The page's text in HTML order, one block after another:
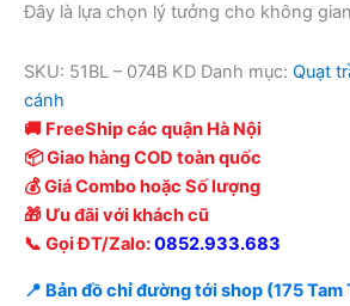
Đây là lựa chọn lý tưởng cho không
SKU: 51BL – 074B KD Danh mục: Quạt
cánh
🚚 FreeShip các quận Hà Nội
📦 Giao hàng COD toàn quốc
💰 Giá Combo hoặc Số lượng
🎁 Ưu đãi với khách cũ
📞 Gọi ĐT/Zalo:0852.933.683
📍 Bản đồ chỉ đường tới shop (175 Tam